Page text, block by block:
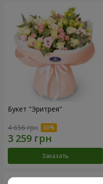
Букет "Эритрея"
4 656 грн
Заказать